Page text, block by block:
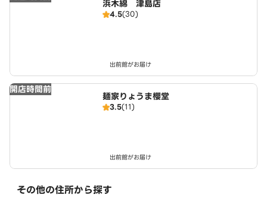
浜木綿 津島店
4.5(30)
出前館がお届け
開店時間前
麺家りょうま櫻堂
3.5(11)
出前館がお届け
その他の住所から探す